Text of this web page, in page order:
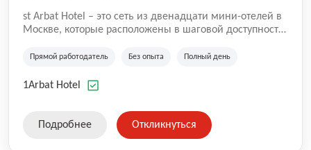
st Arbat Hotel – это сеть из двенадцати мини-отелей в
Москве, которые расположены в шаговой доступности
Семеновская, Измайловская, Ботанический сад,
Академическая, Фрунзенская, Профсоюзная и
Прямой работодатель Без опыта Полный день
1Arbat Hotel
Подробнее Откликнуться